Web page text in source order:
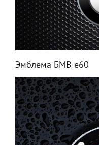
Эмблема БМВ е60